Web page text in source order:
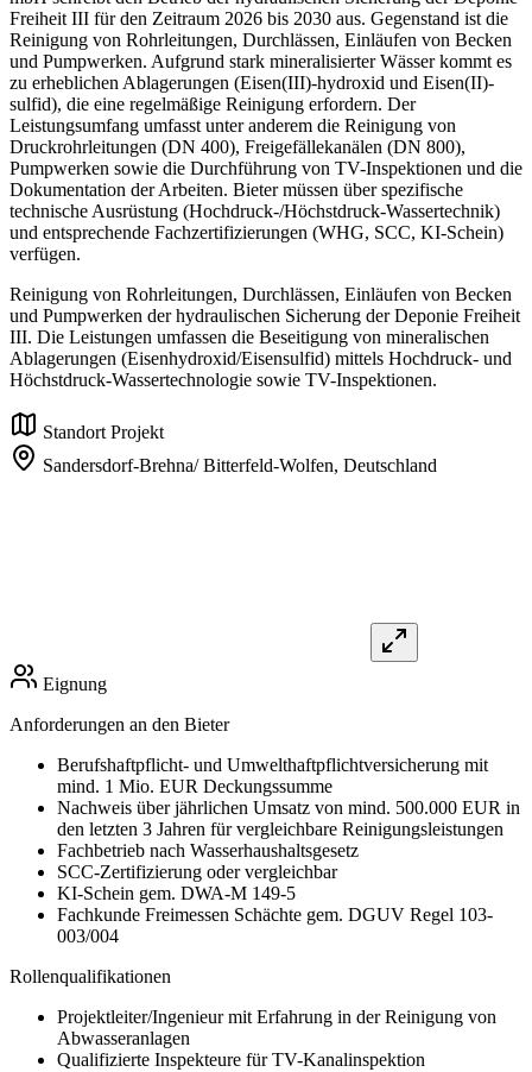
Freiheit III für den Zeitraum 2026 bis 2030 aus. Gegenstand ist die
Reinigung von Rohrleitungen, Durchlässen, Einläufen von Becken
und Pumpwerken. Aufgrund stark mineralisierter Wässer kommt es
zu erheblichen Ablagerungen (Eisen(III)-hydroxid und Eisen(II)-
sulfid), die eine regelmäßige Reinigung erfordern. Der
Leistungsumfang umfasst unter anderem die Reinigung von
Druckrohrleitungen (DN 400), Freigefällekanälen (DN 800),
Pumpwerken sowie die Durchführung von TV-Inspektionen und die
Dokumentation der Arbeiten. Bieter müssen über spezifische
technische Ausrüstung (Hochdruck-/Höchstdruck-Wassertechnik)
und entsprechende Fachzertifizierungen (WHG, SCC, KI-Schein)
verfügen.
Reinigung von Rohrleitungen, Durchlässen, Einläufen von Becken
und Pumpwerken der hydraulischen Sicherung der Deponie Freiheit
III. Die Leistungen umfassen die Beseitigung von mineralischen
Ablagerungen (Eisenhydroxid/Eisensulfid) mittels Hochdruck- und
Höchstdruck-Wassertechnologie sowie TV-Inspektionen.
Standort Projekt
Sandersdorf-Brehna/ Bitterfeld-Wolfen, Deutschland
Eignung
Anforderungen an den Bieter
Berufshaftpflicht- und Umwelthaftpflichtversicherung mit
mind. 1 Mio. EUR Deckungssumme
Nachweis über jährlichen Umsatz von mind. 500.000 EUR in
den letzten 3 Jahren für vergleichbare Reinigungsleistungen
Fachbetrieb nach Wasserhaushaltsgesetz
SCC-Zertifizierung oder vergleichbar
KI-Schein gem. DWA-M 149-5
Fachkunde Freimessen Schächte gem. DGUV Regel 103-
003/004
Rollenqualifikationen
Projektleiter/Ingenieur mit Erfahrung in der Reinigung von
Abwasseranlagen
Qualifizierte Inspekteure für TV-Kanalinspektion